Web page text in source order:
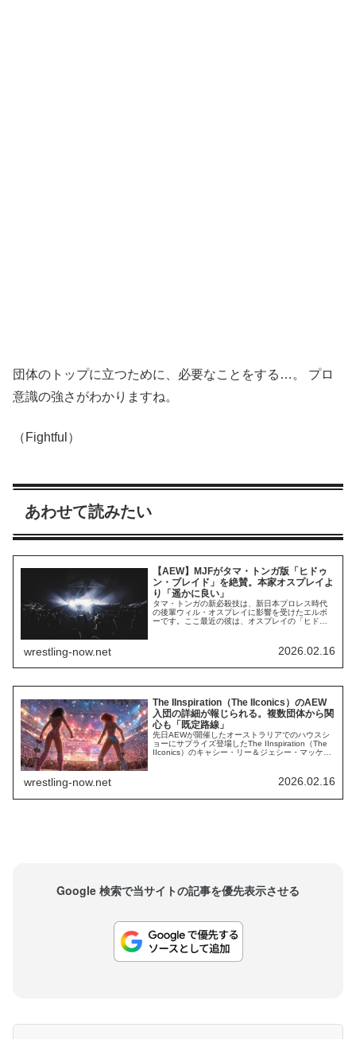
団体のトップに立つために、必要なことをする…。 プロ
意識の強さがわかりますね。
（Fightful）
あわせて読みたい
【AEW】MJFがタマ・トンガ版「ヒドゥ
ン・ブレイド」を絶賛。本家オスプレイよ
り「遥かに良い」
タマ・トンガの新必殺技は、新日本プロレス時代
の後輩ウィル・オスプレイに影響を受けたエルボ
ーです。ここ最近の彼は、オスプレイの「ヒドゥ
なもの。オスプレイのライバルからの評判も上々
です。AEW世界王者であるMJFは、タマ・トンガ
wrestling-now.net 2026.02.16
The IInspiration（The IIconics）のAEW
入団の詳細が報じられる。複数団体から関
心も「既定路線」
先日AEWが開催したオーストラリアでのハウスシ
ョーにサプライズ登場したThe IInspiration（The
IIconics）のキャシー・リー＆ジェシー・マッケ
を狙っている」との報道がありました。彼女たち
がAEWとの契約を勝ち取った背景には何があった
wrestling-now.net 2026.02.16
Google 検索で当サイトの記事を優先表示させる